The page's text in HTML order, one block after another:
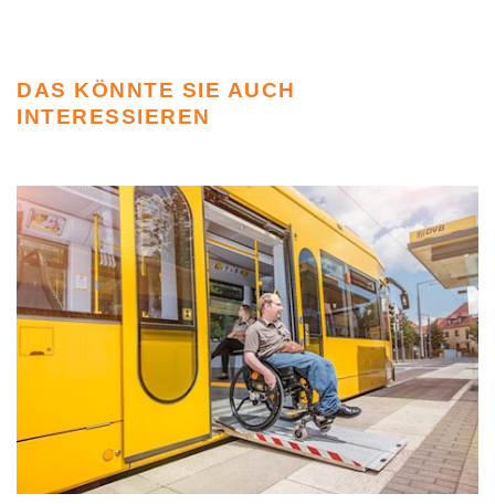
DAS KÖNNTE SIE AUCH
INTERESSIEREN